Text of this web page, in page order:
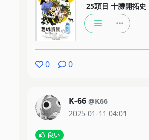
25頭目 十勝開拓史
0 0
K-66 @K66
2025-01-11 04:01
良い